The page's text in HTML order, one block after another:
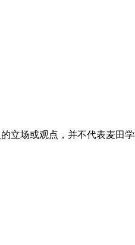
立场或观点，并不代表麦田